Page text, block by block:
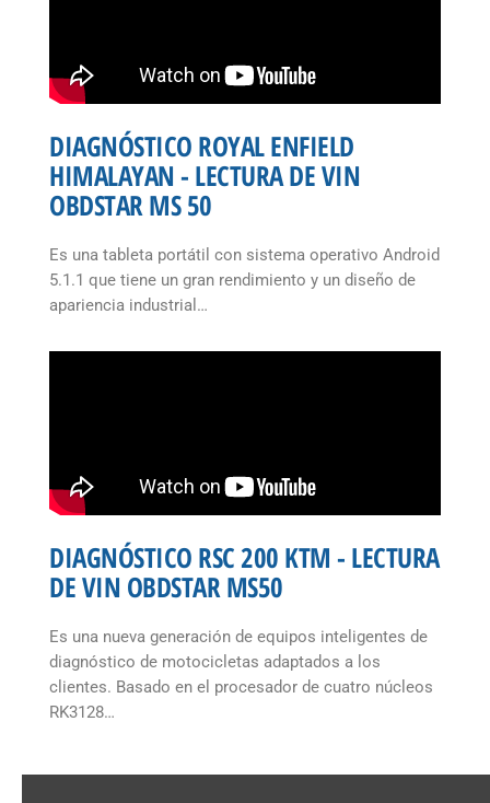
DIAGNÓSTICO ROYAL ENFIELD
HIMALAYAN - LECTURA DE VIN
OBDSTAR MS 50
Es una tableta portátil con sistema operativo Android
5.1.1 que tiene un gran rendimiento y un diseño de
apariencia industrial…
DIAGNÓSTICO RSC 200 KTM - LECTURA
DE VIN OBDSTAR MS50
Es una nueva generación de equipos inteligentes de
diagnóstico de motocicletas adaptados a los
clientes. Basado en el procesador de cuatro núcleos
RK3128…